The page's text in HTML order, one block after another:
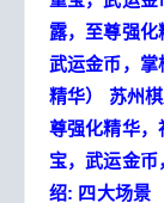
露，至尊强化
武运金币，掌
精华）
苏州
尊强化精华，
宝，武运金币
绍: 四大场景